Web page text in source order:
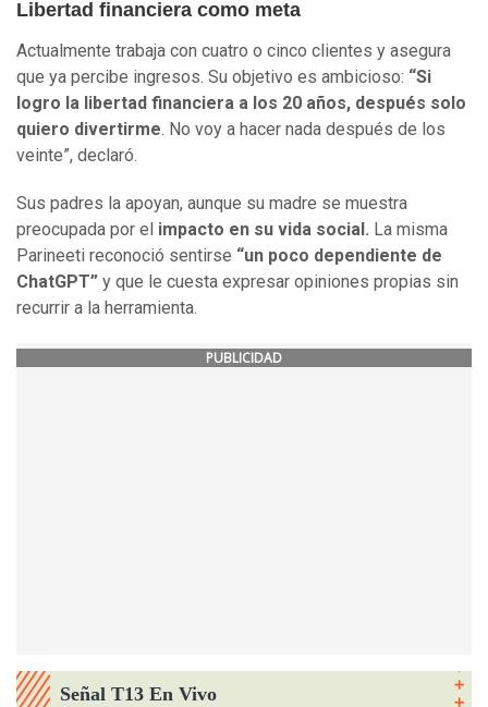
Libertad financiera como meta
Actualmente trabaja con cuatro o cinco clientes y asegura
que ya percibe ingresos. Su objetivo es ambicioso: “Si
logro la libertad financiera a los 20 años, después solo
quiero divertirme. No voy a hacer nada después de los
veinte”, declaró.
Sus padres la apoyan, aunque su madre se muestra
preocupada por el impacto en su vida social. La misma
Parineeti reconoció sentirse “un poco dependiente de
ChatGPT” y que le cuesta expresar opiniones propias sin
recurrir a la herramienta.
PUBLICIDAD
Señal T13 En Vivo